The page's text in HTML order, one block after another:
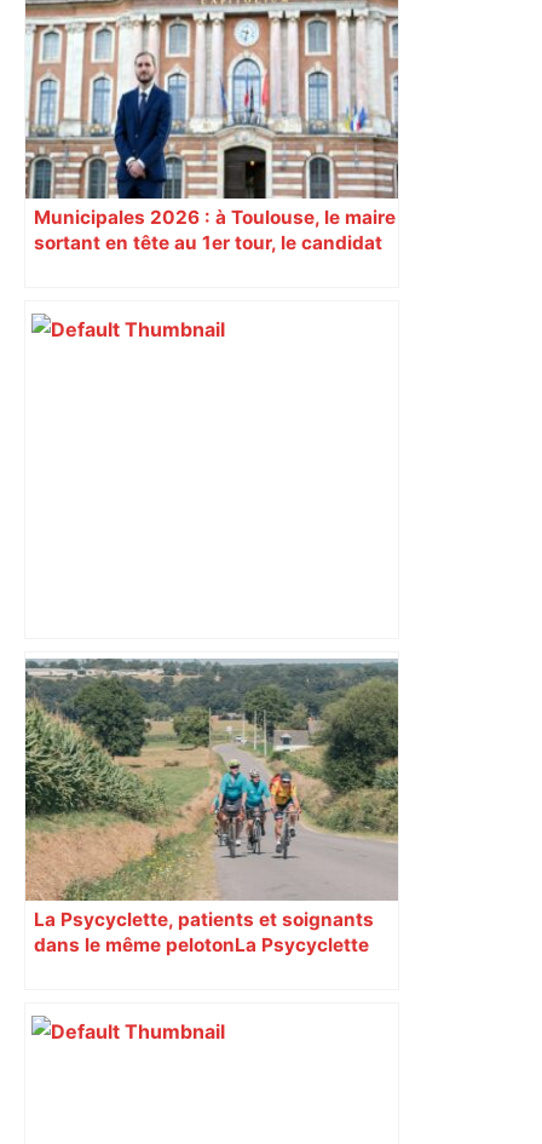
poète dévoilée par le Toulousain Marc
Besse – ladepeche.fr
Municipales 2026 : à Toulouse, le maire
sortant en tête au 1er tour, le candidat
«Cela inquiète les entreprises» :
Nicolas Durand pointe du doigt le
programme de LFI à Toulouse pour les
élections municipales – Europe 1
La Psycyclette, patients et soignants
dans le même peloton​​​​​​ La Psycyclette
vivant avec des troubles psychiques,
des soignants et des cyclotouristes.